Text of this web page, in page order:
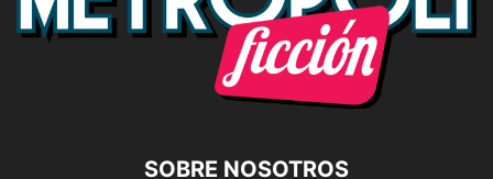
SOBRE NOSOTROS